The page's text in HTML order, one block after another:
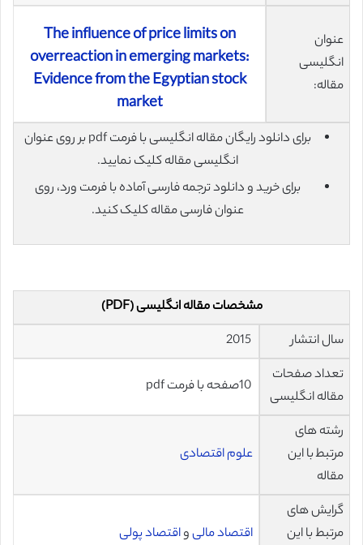
عنوان
انگلیسی
مقاله:
The influence of price limits on
overreaction in emerging markets:
Evidence from the Egyptian stock
market
برای دانلود رایگان مقاله انگلیسی با فرمت pdf بر روی عنوان
انگلیسی مقاله کلیک نمایید.
برای خرید و دانلود ترجمه فارسی آماده با فرمت ورد، روی
عنوان فارسی مقاله کلیک کنید.
مشخصات مقاله انگلیسی (PDF)
سال انتشار
تعداد صفحات
مقاله انگلیسی
رشته های
مرتبط با این
مقاله
علوم اقتصادی
گرایش های
مرتبط با این
اقتصاد مالیواقتصاد پولی